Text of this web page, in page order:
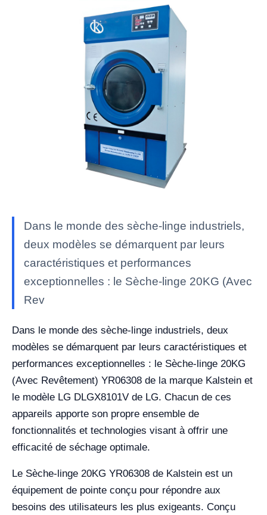
Dans le monde des sèche-linge industriels,
deux modèles se démarquent par leurs
caractéristiques et performances
exceptionnelles : le Sèche-linge 20KG (Avec
Rev
Dans le monde des sèche-linge industriels, deux
modèles se démarquent par leurs caractéristiques et
performances exceptionnelles : le Sèche-linge 20KG
(Avec Revêtement) YR06308 de la marque Kalstein et
le modèle LG DLGX8101V de LG. Chacun de ces
appareils apporte son propre ensemble de
fonctionnalités et technologies visant à offrir une
efficacité de séchage optimale.
Le Sèche-linge 20KG YR06308 de Kalstein est un
équipement de pointe conçu pour répondre aux
besoins des utilisateurs les plus exigeants. Conçu